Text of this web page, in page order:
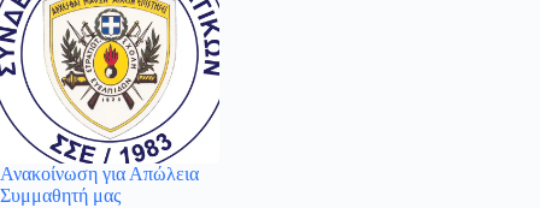
Ανακοίνωση για Απώλεια
Συμμαθητή μας